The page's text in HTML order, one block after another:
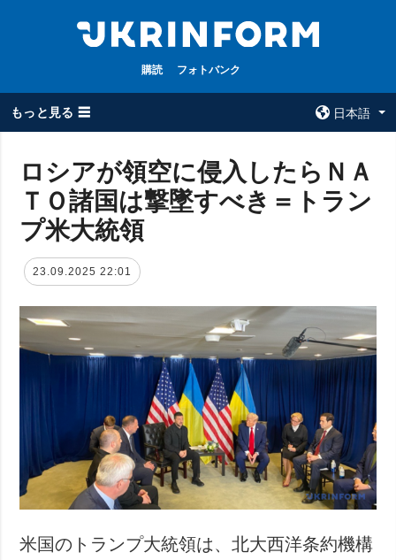
購読 フォトバンク
もっと見る ☰
日本語
全てのトピック
戦争
政治
経済・復興
防衛
社会・文化
事故・緊急事態
ウクルインフォ
ルム
追加
特集
インタビュー
サービス
購読
フォトバンク
ロシアが領空に侵入したらＮＡ
ＴＯ諸国は撃墜すべき＝トラン
プ米大統領
23.09.2025 22:01
米国のトランプ大統領は、北大西洋条約機構